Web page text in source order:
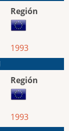
Región
1993
Región
1993